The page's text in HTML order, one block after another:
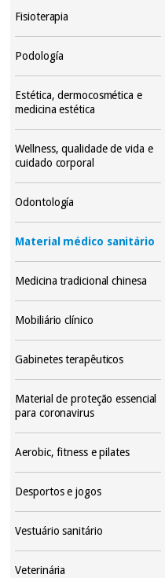
Fisioterapia
Podología
Estética, dermocosmética e
medicina estética
Wellness, qualidade de vida e
cuidado corporal
Odontología
Material médico sanitário
Medicina tradicional chinesa
Mobiliário clínico
Gabinetes terapêuticos
Material de proteção essencial
para coronavirus
Aerobic, fitness e pilates
Desportos e jogos
Vestuário sanitário
Veterinária